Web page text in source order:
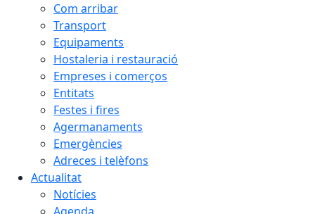
Com arribar
Transport
Equipaments
Hostaleria i restauració
Empreses i comerços
Entitats
Festes i fires
Agermanaments
Emergències
Adreces i telèfons
Actualitat
Notícies